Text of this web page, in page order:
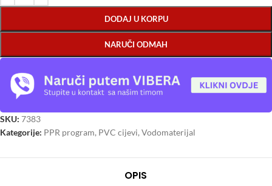
DODAJ U KORPU
NARUČI ODMAH
SKU: 7383
Kategorije: PPR program, PVC cijevi, Vodomaterijal
OPIS